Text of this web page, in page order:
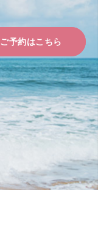
ご予約はこちら